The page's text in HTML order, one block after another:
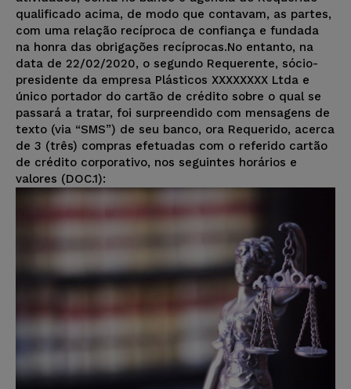
qualificado acima, de modo que contavam, as partes,
com uma relação recíproca de confiança e fundada
na honra das obrigações recíprocas.No entanto, na
data de 22/02/2020, o segundo Requerente, sócio-
presidente da empresa Plásticos XXXXXXXX Ltda e
único portador do cartão de crédito sobre o qual se
passará a tratar, foi surpreendido com mensagens de
texto (via “SMS”) de seu banco, ora Requerido, acerca
de 3 (três) compras efetuadas com o referido cartão
de crédito corporativo, nos seguintes horários e
valores (DOC.1):